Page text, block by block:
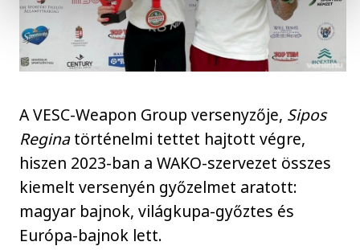
A VESC-Weapon Group versenyzője, Sipos
Reginatörténelmi tettet hajtott végre,
hiszen 2023-ban a WAKO-szervezet összes
kiemelt versenyén győzelmet aratott:
magyar bajnok, világkupa-győztes és
Európa-bajnok lett.